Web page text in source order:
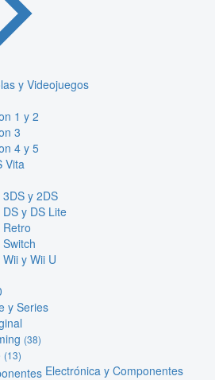
y Videojuegos
1 y 2
3
4 y 5
Vita
y 2DS
y DS Lite
y Wii U
y Series
(38)
(13)
Electrónica y Componentes